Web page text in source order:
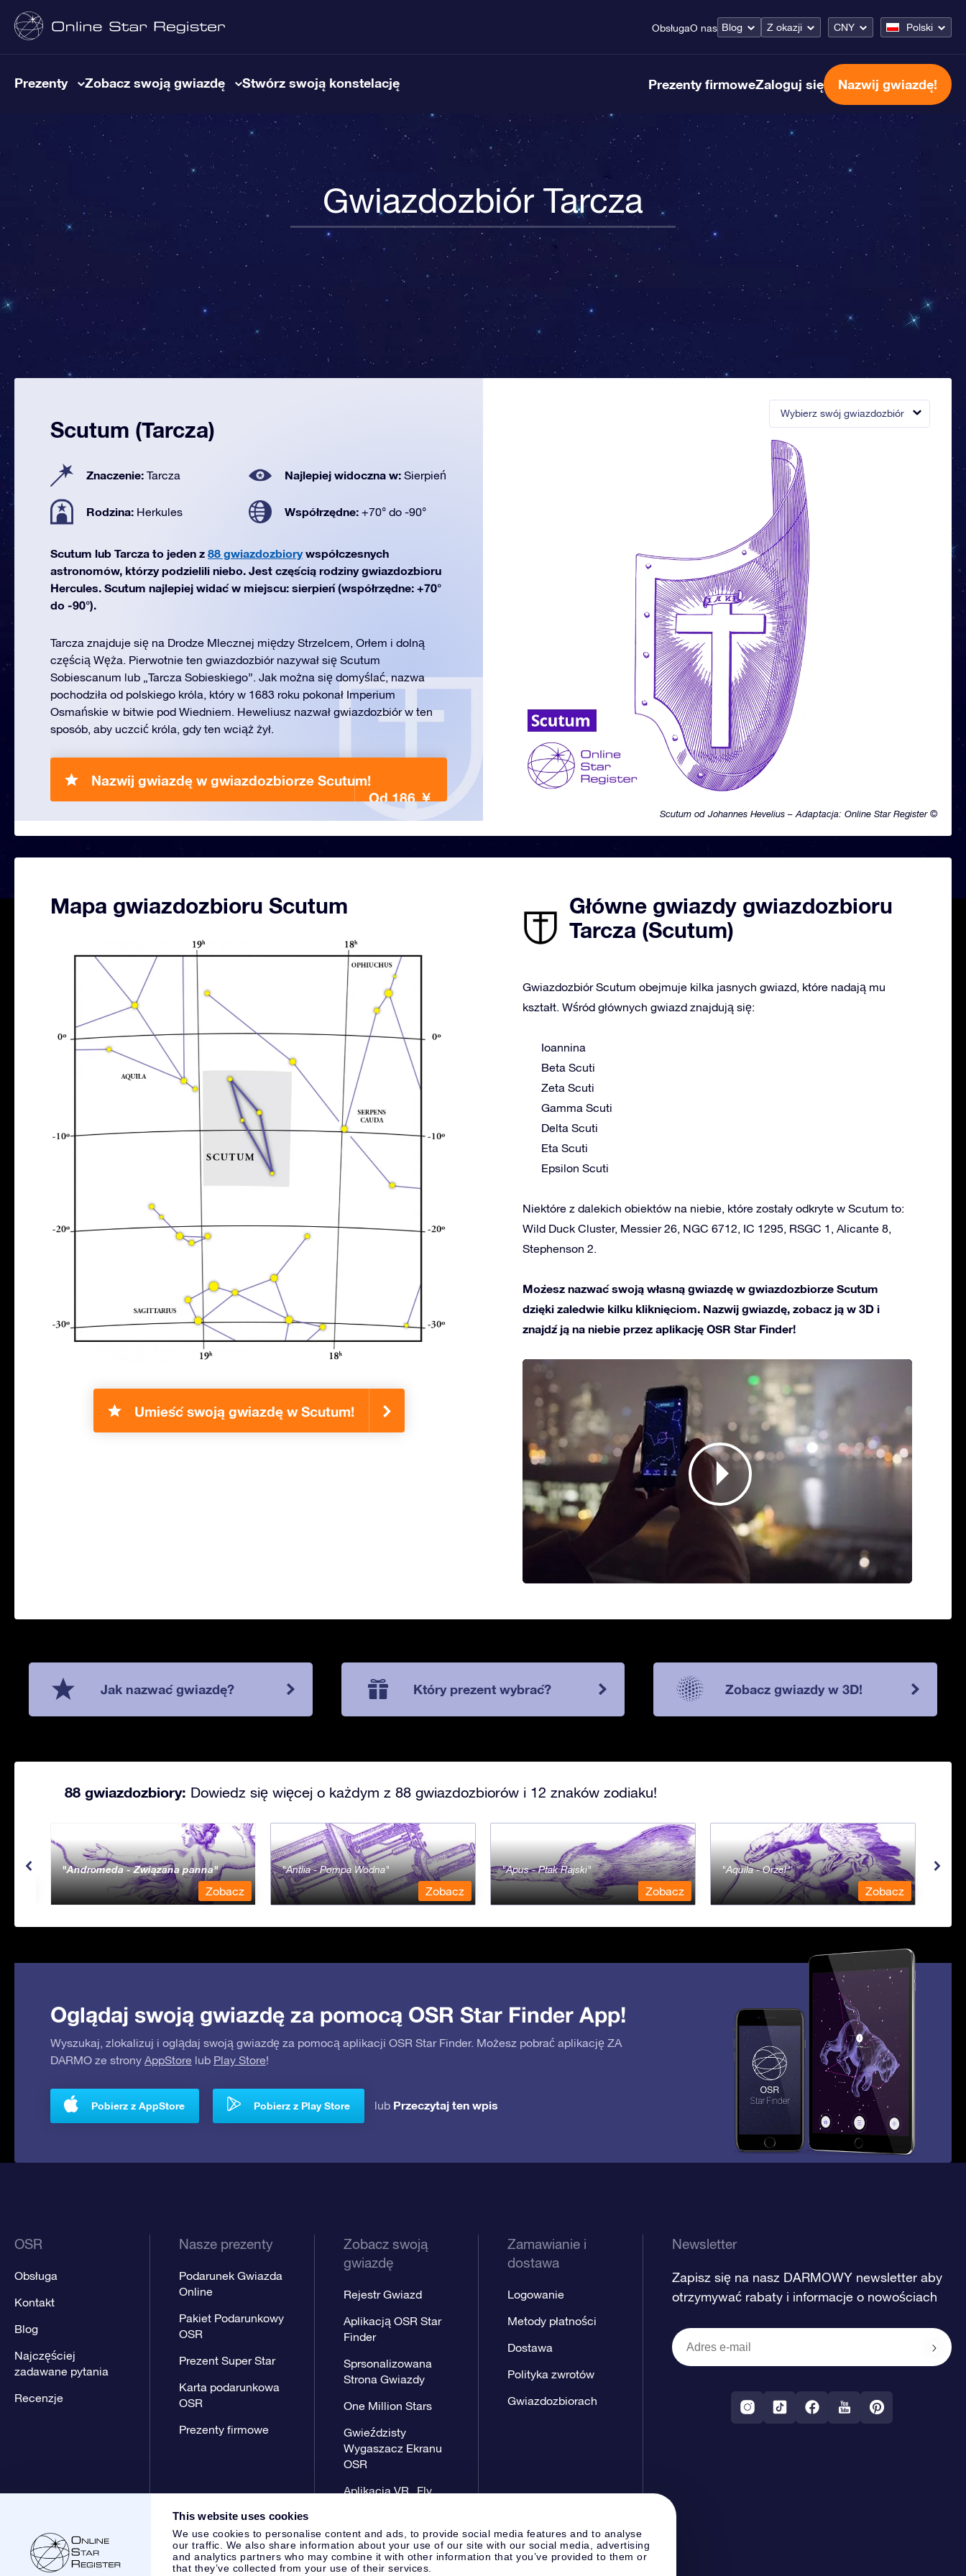
This website uses cookies
We use cookies to personalise content and ads, to provide social media features and to analyse
our traffic. We also share information about your use of our site with our social media, advertising
and analytics partners who may combine it with other information that you’ve provided to them or
that they’ve collected from your use of their services.
ObsługaO nas Blog Z okazji CNY Polski
Prezenty Zobacz swoją gwiazdę Stwórz swoją konstelację Prezenty firmoweZaloguj się Nazwij gwiazdę!
Gwiazdozbiór Tarcza
Wybierz swój gwiazdozbiór
Scutum od Johannes Hevelius – Adaptacja: Online Star Register ©
Scutum (Tarcza)
Znaczenie: Tarcza Najlepiej widoczna w: Sierpień
Rodzina: Herkules Współrzędne: +70° do -90°
Scutum lub Tarcza to jeden z 88 gwiazdozbiorywspółczesnych
astronomów, którzy podzielili niebo. Jest częścią rodziny gwiazdozbioru
Hercules. Scutum najlepiej widać w miejscu: sierpień (współrzędne: +70°
do -90°).
Tarcza znajduje się na Drodze Mlecznej między Strzelcem, Orłem i dolną
częścią Węża. Pierwotnie ten gwiazdozbiór nazywał się Scutum
Sobiescanum lub „Tarcza Sobieskiego”. Jak można się domyślać, nazwa
pochodziła od polskiego króla, który w 1683 roku pokonał Imperium
Osmańskie w bitwie pod Wiedniem. Heweliusz nazwał gwiazdozbiór w ten
sposób, aby uczcić króla, gdy ten wciąż żył.
Nazwij gwiazdę w gwiazdozbiorze Scutum!
Od 186 ￥
Mapa gwiazdozbioru Scutum
Umieść swoją gwiazdę w Scutum!
Główne gwiazdy gwiazdozbioru
Tarcza (Scutum)
Gwiazdozbiór Scutum obejmuje kilka jasnych gwiazd, które nadają mu
kształt. Wśród głównych gwiazd znajdują się:
Ioannina
Beta Scuti
Zeta Scuti
Gamma Scuti
Delta Scuti
Eta Scuti
Epsilon Scuti
Niektóre z dalekich obiektów na niebie, które zostały odkryte w Scutum to:
Wild Duck Cluster, Messier 26, NGC 6712, IC 1295, RSGC 1, Alicante 8,
Stephenson 2.
Możesz nazwać swoją własną gwiazdę w gwiazdozbiorze Scutum
dzięki zaledwie kilku kliknięciom. Nazwij gwiazdę, zobacz ją w 3D i
znajdź ją na niebie przez aplikację OSR Star Finder!
Jak nazwać gwiazdę? Który prezent wybrać? Zobacz gwiazdy w 3D!
88 gwiazdozbiory: Dowiedz się więcej o każdym z 88 gwiazdozbiorów i 12 znaków zodiaku!
Andromeda - Związana panna
Zobacz
Antlia - Pompa Wodna
Zobacz
Apus - Ptak Rajski
Zobacz
Aquila - Orzeł
Zobacz
Oglądaj swoją gwiazdę za pomocą OSR Star Finder App!
Wyszukaj, zlokalizuj i oglądaj swoją gwiazdę za pomocą aplikacji OSR Star Finder. Możesz pobrać aplikację ZA
DARMO ze strony AppStore lub Play Store!
Pobierz z AppStore Pobierz z Play Store lub Przeczytaj ten wpis
OSR
Obsługa
Kontakt
Blog
Najczęściej
zadawane pytania
Recenzje
Nasze prezenty
Podarunek Gwiazda
Online
Pakiet Podarunkowy
OSR
Prezent Super Star
Karta podarunkowa
OSR
Prezenty firmowe
Zobacz swoją
gwiazdę
Rejestr Gwiazd
Aplikacją OSR Star
Finder
Sprsonalizowana
Strona Gwiazdy
One Million Stars
Gwieździsty
Wygaszacz Ekranu
OSR
Aplikacja VR „Fly
Zamawianie i
dostawa
Logowanie
Metody płatności
Dostawa
Polityka zwrotów
Gwiazdozbiorach
Newsletter
Zapisz się na nasz DARMOWY newsletter aby
otrzymywać rabaty i informacje o nowościach